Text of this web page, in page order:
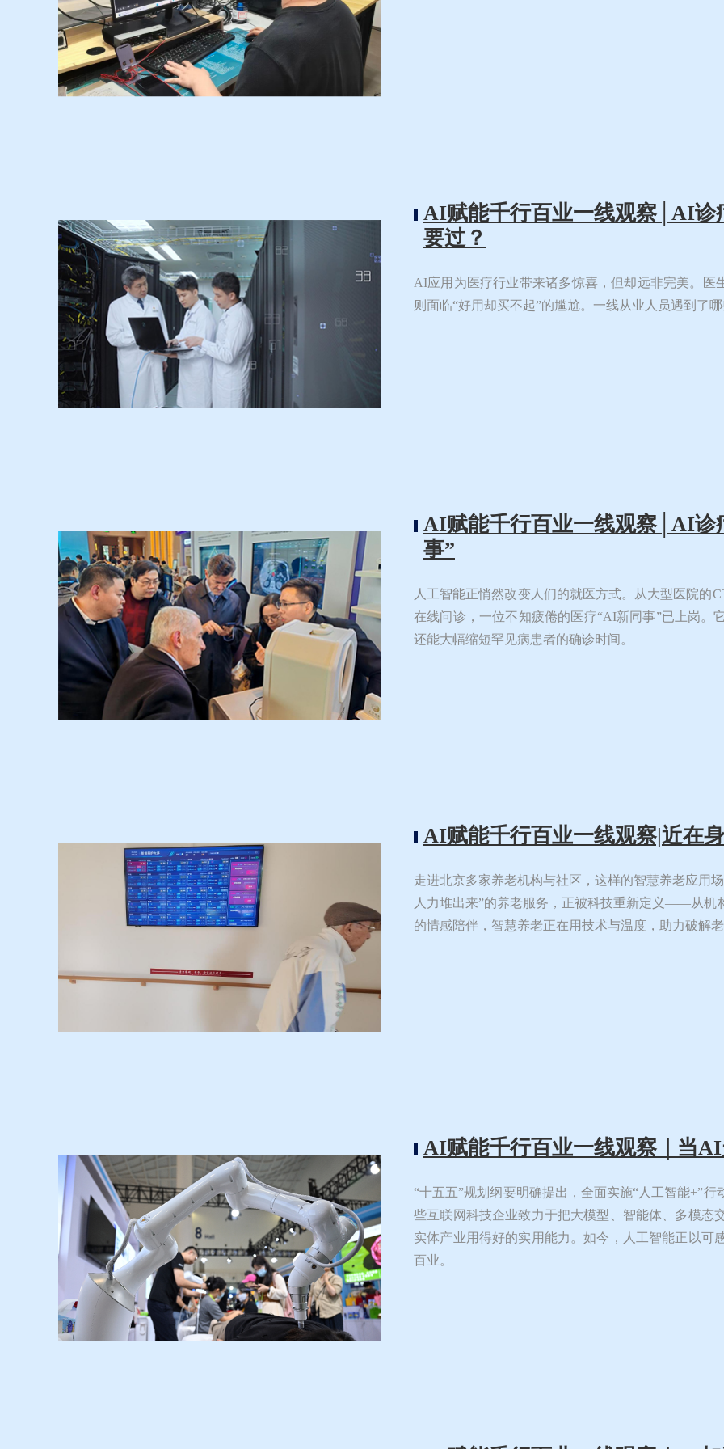
AI赋能千行百业一线观察│AI诊
要过？
AI应用为医疗行业带来诸多惊喜，但却远非完美。医
则面临“好用却买不起”的尴尬。一线从业人员遇到了
AI赋能千行百业一线观察│AI诊
事”
人工智能正悄然改变人们的就医方式。从大型医院的
在线问诊，一位不知疲倦的医疗“AI新同事”已上岗。
还能大幅缩短罕见病患者的确诊时间。
AI赋能千行百业一线观察|近在
走进北京多家养老机构与社区，这样的智慧养老应用
人力堆出来”的养老服务，正被科技重新定义——从机
的情感陪伴，智慧养老正在用技术与温度，助力破解
AI赋能千行百业一线观察｜当
“十五五”规划纲要明确提出，全面实施“人工智能+”
些互联网科技企业致力于把大模型、智能体、多模态
实体产业用得好的实用能力。如今，人工智能正以
百业。